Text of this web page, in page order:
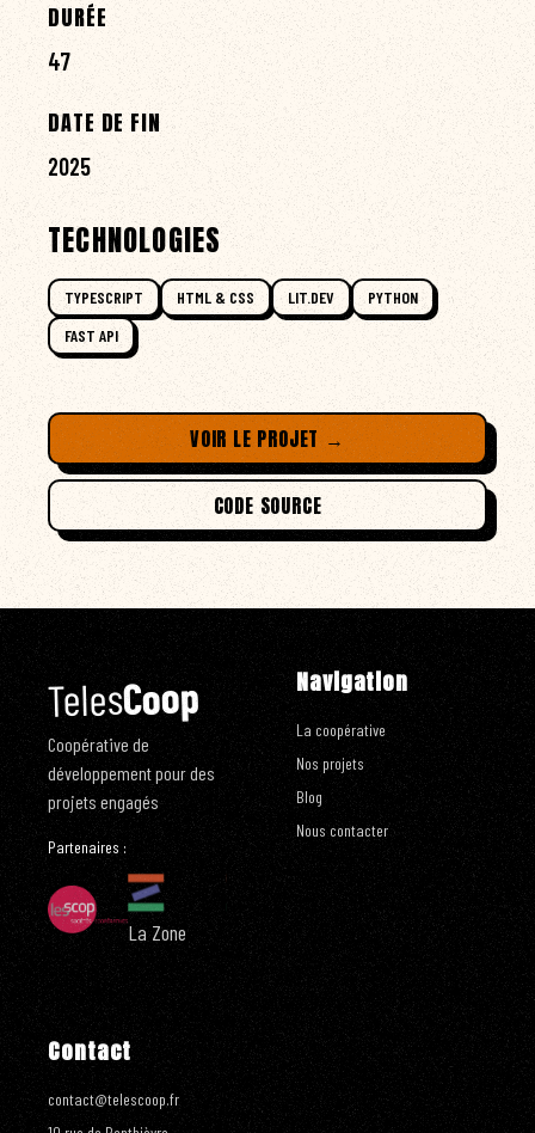
DURÉE
47
DATE DE FIN
2025
TECHNOLOGIES
TYPESCRIPT HTML & CSS LIT.DEV
PYTHON
FAST API
VOIR LE PROJET →
CODE SOURCE
TelesCoop
Coopérative de
développement pour des
projets engagés
Partenaires :
La Zone
Navigation
La coopérative
Nos projets
Blog
Nous contacter
Contact
contact@telescoop.fr